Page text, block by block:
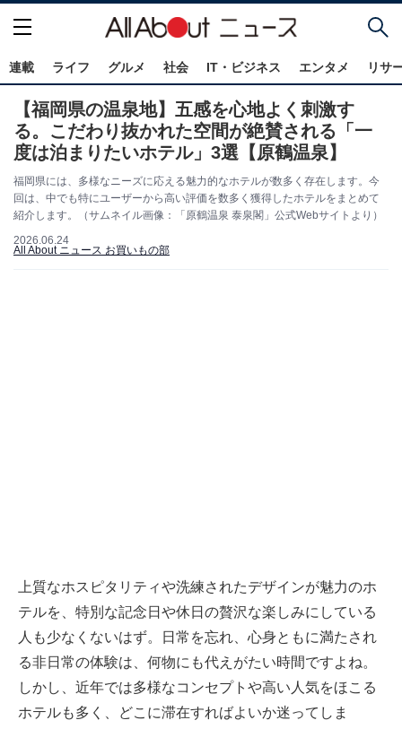
連載 ライフ グルメ 社会 IT・ビジネス エンタメ リサ
【福岡県の温泉地】五感を心地よく刺激す
る。こだわり抜かれた空間が絶賛される「一
度は泊まりたいホテル」3選【原鶴温泉】
福岡県には、多様なニーズに応える魅力的なホテルが数多く存在します。今
回は、中でも特にユーザーから高い評価を数多く獲得したホテルをまとめて
紹介します。（サムネイル画像：「原鶴温泉 泰泉閣」公式Webサイトより）
2026.06.24
All About ニュース お買いもの部
上質なホスピタリティや洗練されたデザインが魅力のホ
テルを、特別な記念日や休日の贅沢な楽しみにしている
人も少なくないはず。日常を忘れ、心身ともに満たされ
る非日常の体験は、何物にも代えがたい時間ですよね。
しかし、近年では多様なコンセプトや高い人気をほこる
ホテルも多く、どこに滞在すればよいか迷ってしま